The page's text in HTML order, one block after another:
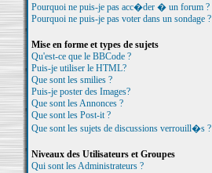
Pourquoi ne puis-je pas acc�der � un forum ?
Pourquoi ne puis-je pas voter dans un sondage ?
Mise en forme et types de sujets
Qu'est-ce que le BBCode ?
Puis-je utiliser le HTML?
Que sont les smilies ?
Puis-je poster des Images?
Que sont les Annonces ?
Que sont les Post-it ?
Que sont les sujets de discussions verrouill�s ?
Niveaux des Utilisateurs et Groupes
Qui sont les Administrateurs ?